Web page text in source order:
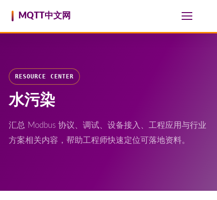
MQTT中文网
RESOURCE CENTER
水污染
汇总 Modbus 协议、调试、设备接入、工程应用与行业
方案相关内容，帮助工程师快速定位可落地资料。